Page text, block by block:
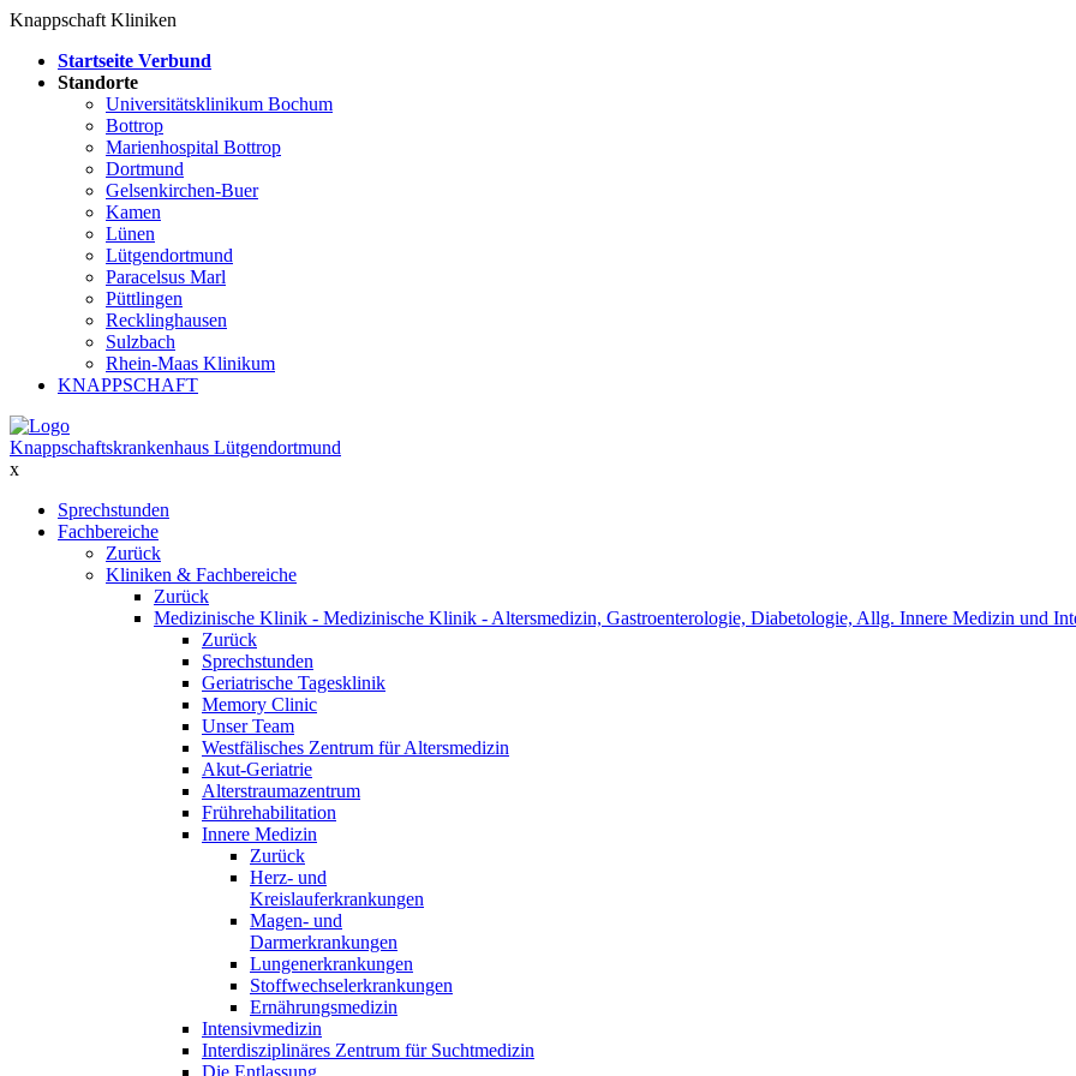
Knappschaft Kliniken
Startseite Verbund
Standorte
Universitätsklinikum Bochum
Bottrop
Marienhospital Bottrop
Dortmund
Gelsenkirchen-Buer
Kamen
Lünen
Lütgendortmund
Paracelsus Marl
Püttlingen
Recklinghausen
Sulzbach
Rhein-Maas Klinikum
KNAPPSCHAFT
Knappschaftskrankenhaus Lütgendortmund
x
Sprechstunden
Fachbereiche
Zurück
Kliniken & Fachbereiche
Zurück
Medizinische Klinik - Medizinische Klinik - Altersmedizin, Gastroenterologie, Diabetologie, Allg. Innere Medizin und
Zurück
Sprechstunden
Geriatrische Tagesklinik
Memory Clinic
Unser Team
Westfälisches Zentrum für Altersmedizin
Akut-Geriatrie
Alterstraumazentrum
Frührehabilitation
Innere Medizin
Zurück
Herz- und
Kreislauferkrankungen
Magen- und
Darmerkrankungen
Lungenerkrankungen
Stoffwechselerkrankungen
Ernährungsmedizin
Intensivmedizin
Interdisziplinäres Zentrum für Suchtmedizin
Die Entlassung